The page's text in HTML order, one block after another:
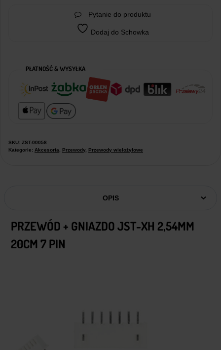
Pytanie do produktu
Dodaj do Schowka
PŁATNOŚĆ & WYSYŁKA
SKU: ZST-00058
Kategorie: Akcesoria Przewody Przewody wielożyłowe
OPIS
PRZEWÓD + GNIAZDO JST-XH 2,54MM
20CM 7 PIN